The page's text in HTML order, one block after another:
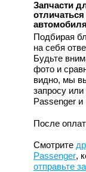
Запчасти
Подбирая
на себя
Будьте
фото и
видно, мы
запросу
Passenger
После
Смотрите
Passenger,
отправьте